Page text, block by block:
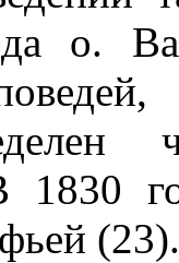
о.
1830